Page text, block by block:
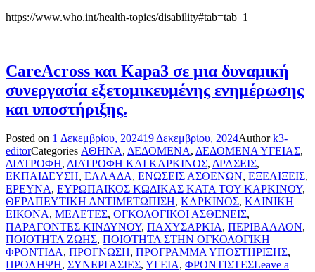
https://www.who.int/health-topics/disability#tab=tab_1
CareAcross και Kapa3 σε μια δυναμική
συνεργασία εξετομικευμένης ενημέρωσης
και υποστήριξης.
Posted on 1 Δεκεμβρίου, 202419 Δεκεμβρίου, 2024Authork3-
editorCategories ΑΘΗΝΑ, ΔΕΔΟΜΕΝΑ, ΔΕΔΟΜΕΝΑ ΥΓΕΙΑΣ,
ΔΙΑΤΡΟΦΗ, ΔΙΑΤΡΟΦΗ ΚΑΙ ΚΑΡΚΙΝΟΣ, ΔΡΑΣΕΙΣ,
ΕΚΠΑΙΔΕΥΣΗ, ΕΛΛΑΔΑ, ΕΝΩΣΕΙΣ ΑΣΘΕΝΩΝ, ΕΞΕΛΙΞΕΙΣ,
ΕΡΕΥΝΑ, ΕΥΡΩΠΑΙΚΟΣ ΚΩΔΙΚΑΣ ΚΑΤΑ ΤΟΥ ΚΑΡΚΙΝΟΥ,
ΘΕΡΑΠΕΥΤΙΚΗ ΑΝΤΙΜΕΤΩΠΙΣΗ, ΚΑΡΚΙΝΟΣ, ΚΛΙΝΙΚΗ
ΕΙΚΟΝΑ, ΜΕΛΕΤΕΣ, ΟΓΚΟΛΟΓΙΚΟΙ ΑΣΘΕΝΕΙΣ,
ΠΑΡΑΓΟΝΤΕΣ ΚΙΝΔΥΝΟΥ, ΠΑΧΥΣΑΡΚΙΑ, ΠΕΡΙΒΑΛΛΟΝ,
ΠΟΙΟΤΗΤΑ ΖΩΗΣ, ΠΟΙΟΤΗΤΑ ΣΤΗΝ ΟΓΚΟΛΟΓΙΚΗ
ΦΡΟΝΤΙΔΑ, ΠΡΟΓΝΩΣΗ, ΠΡΟΓΡΑΜΜΑ ΥΠΟΣΤΗΡΙΞΗΣ,
ΠΡΟΛΗΨΗ, ΣΥΝΕΡΓΑΣΙΕΣ, ΥΓΕΙΑ, ΦΡΟΝΤΙΣΤΕΣLeave a